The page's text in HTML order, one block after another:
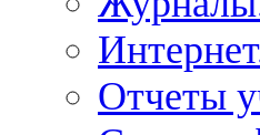
Отчеты